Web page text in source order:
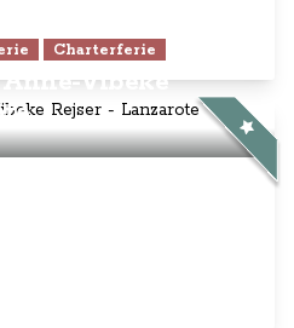
Charterferie
Vibeke